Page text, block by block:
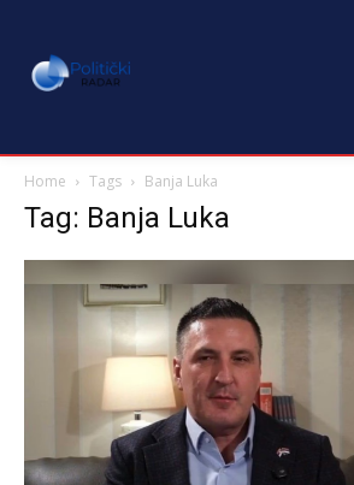
Home Tags Banja Luka
Tag: Banja Luka